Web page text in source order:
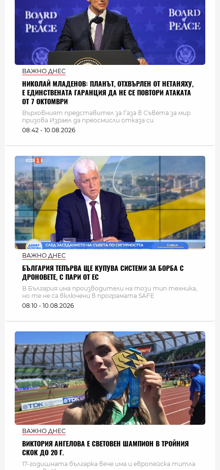
ВАЖНО ДНЕС
НИКОЛАЙ МЛАДЕНОВ: ПЛАНЪТ, ОТХВЪРЛЕН ОТ НЕТАНЯХУ,
Е ЕДИНСТВЕНАТА ГАРАНЦИЯ ДА НЕ СЕ ПОВТОРИ АТАКАТА
ОТ 7 ОКТОМВРИ
Върховният представител за Газа в Съвета за мир
призова Израел да преосмисли отказа си
08:42 - 10.08.2026
ВАЖНО ДНЕС
БЪЛГАРИЯ ТЕПЪРВА ЩЕ КУПУВА СИСТЕМИ ЗА БОРБА С
ДРОНОВЕТЕ, С ПАРИ ОТ ЕС
В България има производители на този тип техника,
но те не са включени в програмата SAFE
08:10 - 10.08.2026
ВАЖНО ДНЕС
ВИКТОРИЯ АНГЕЛОВА Е СВЕТОВЕН ШАМПИОН В ТРОЙНИЯ
СКОК ДО 20 Г.
17-годишната българка вече има и европейска титла